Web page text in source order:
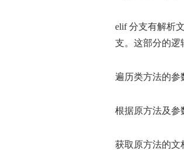
elif 分支有解析
支。这部分的逻
遍历类方法的参
根据原方法及参
获取原方法的文